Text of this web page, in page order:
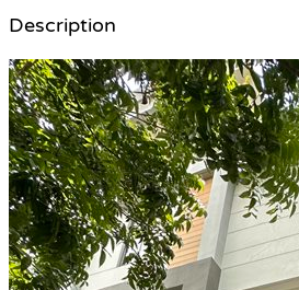
Description